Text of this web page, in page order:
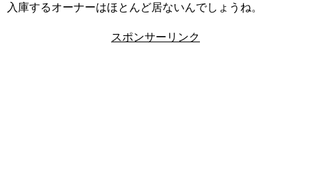
入庫するオーナーはほとんど居ないんでしょうね。
スポンサーリンク